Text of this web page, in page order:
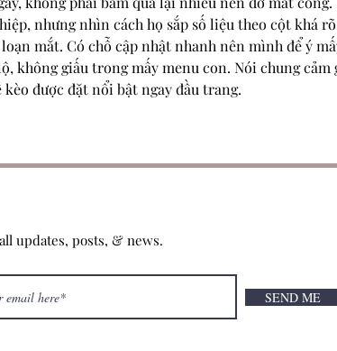
nhưng nhìn cách họ sắp số liệu theo cột khá
mắt. Có chỗ cập nhật nhanh nên mình để ý
không giấu trong mấy menu con. Nói chung cảm
được đặt nổi bật ngay đầu trang.
updates, posts, & news.
SEND ME